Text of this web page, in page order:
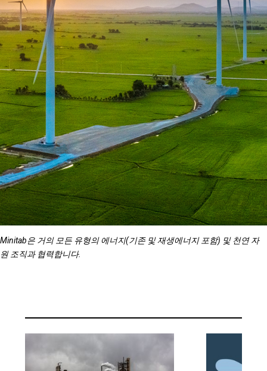
Minitab은 거의 모든 유형의 에너지(기존 및 재생에너지 포함) 및 천연 자
원 조직과 협력합니다.